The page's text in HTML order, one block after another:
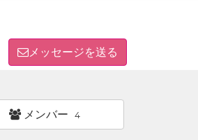
メッセージを送る
メンバー 4